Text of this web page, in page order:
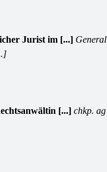
Jurist im [...]
[...] chkp.